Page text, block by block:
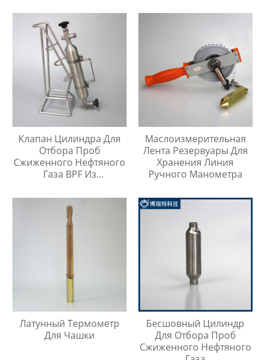
316
Клапан Цилиндра Для
Отбора Проб
Сжиженного Нефтяного
Газа BPF Из
Маслоизмерительная
Лента Резервуары Для
Хранения Линия
Ручного Манометра
Латунный Термометр
Для Чашки
Бесшовный Цилиндр
Для Отбора Проб
Сжиженного Нефтяного